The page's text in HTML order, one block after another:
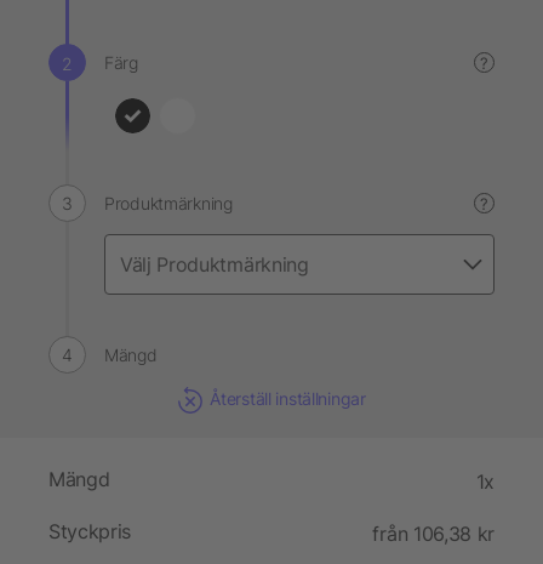
Färg ?
Produktmärkning ?
Mängd
Återställ inställningar
Mängd 1x
Styckpris
från 106,38 kr